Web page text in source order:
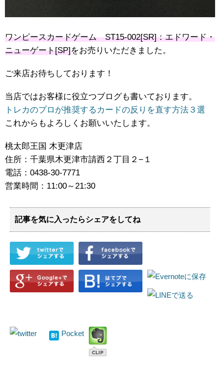
ワンピースカードゲーム ST15-002[SR]：エドワード・
ニューゲート[SP]をお売りいただきました。
ご来店お待ちしております！
当店ではお客様に役立つブログも書いております。
トレカのプロが推奨するカードの反りを直す方法３選
これからもよろしくお願いいたします。
桃太郎王国 木更津店
住所：千葉県木更津市請西２丁目２−１
電話：0438-30-7771
営業時間：11:00～21:30
記事を気に入ったらシェアをしてね
Pocket